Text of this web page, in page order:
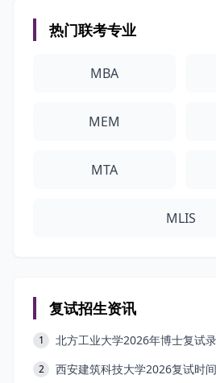
热门联考专业
MBA
MEM
MTA
MLIS
复试招生资讯
1 北方工业大学2026年博士复试
2 西安建筑科技大学2026复试时